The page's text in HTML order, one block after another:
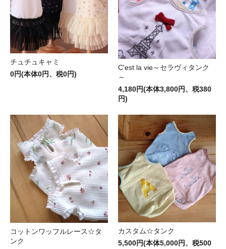
チュチュキャミ
0円(本体0円、税0円)
C'est la vie～セラヴィタンク
～
4,180円(本体3,800円、税380
円)
コットンワッフルレース☆タ
ンク
カスタム☆タンク
5,500円(本体5,000円、税500